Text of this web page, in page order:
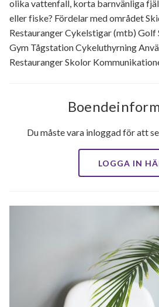
olika vattenfall, korta barnvänliga
eller fiske? Fördelar med området
Restauranger Cykelstigar (mtb)
Gym Tågstation Cykeluthyrning
Restauranger Skolor
Du måste vara inloggad för att
LOGGA IN